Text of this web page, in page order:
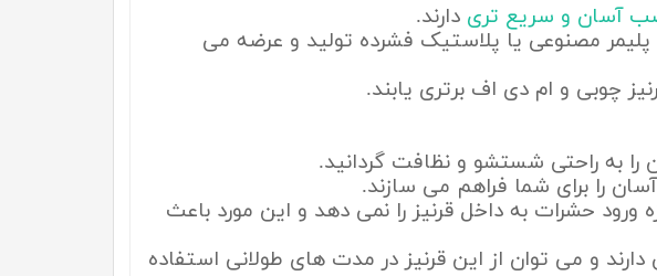
آسان و سریع تری دارند.
پلیمر مصنوعی یا پلاستیک فشرده تولید و عرضه می
چوبی و ام دی اف برتری یابند.
را به راحتی شستشو و نظافت گردانید.
را برای شما فراهم می سازند.
حشرات به داخل قرنیز را نمی دهد و این مورد باعث
دارند و می توان از این قرنیز در مدت های طولانی استفاده